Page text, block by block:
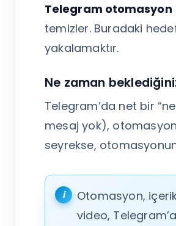
Telegram otomasyon
temizler. Buradaki
yakalamaktır.
Ne zaman
Telegram’da net bir
mesaj yok),
seyrekse, otomasyonun
Otomasyon,
video,